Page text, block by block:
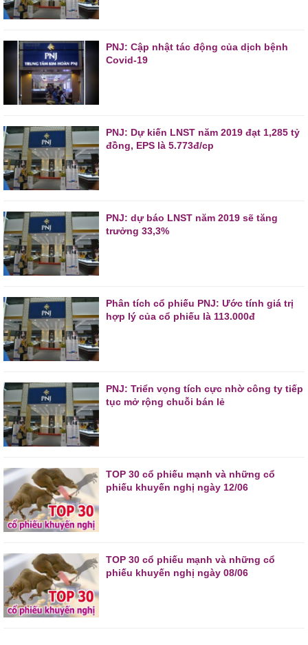
PNJ: Cập nhật tác động của dịch bệnh
Covid-19
PNJ: Dự kiến LNST năm 2019 đạt 1,285 tỷ
đồng, EPS là 5.773đ/cp
PNJ: dự báo LNST năm 2019 sẽ tăng
trưởng 33,3%
Phân tích cổ phiếu PNJ: Ước tính giá trị
hợp lý của cổ phiếu là 113.000đ
PNJ: Triển vọng tích cực nhờ công ty tiếp
tục mở rộng chuỗi bán lẻ
TOP 30 cổ phiếu mạnh và những cổ
phiếu khuyến nghị ngày 12/06
TOP 30 cổ phiếu mạnh và những cổ
phiếu khuyến nghị ngày 08/06